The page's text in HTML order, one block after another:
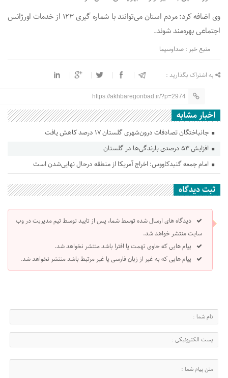
وی اضافه کرد: مردم استان می‌توانند با شماره گیری ۱۲۳ از خدمات اورژانس
اجتماعی بهره‌مند شوند.
منبع خبر : صداوسیما
به اشتراک بگذارید :
https://akhbaregonbad.ir/?p=2974
اخبار مشابه
جانباختگان تصادفات درون‌شهری گلستان ۱۷ درصد کاهش یافت
افزایش ۵۳ درصدی بارندگی‌ها در گلستان
امام جمعه گنبدکاووس: اخراج آمریکا از منطقه درحال نهایی‌شدن است
ثبت دیدگاه
دیدگاه های ارسال شده توسط شما، پس از تایید توسط تیم مدیریت در وب
سایت منتشر خواهد شد.
پیام هایی که حاوی تهمت یا افترا باشد منتشر نخواهد شد.
پیام هایی که به غیر از زبان فارسی یا غیر مرتبط باشد منتشر نخواهد شد.